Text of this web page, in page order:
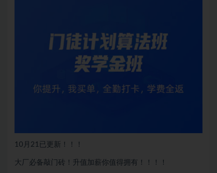
10月21已更新！！！
大厂必备敲门砖！升值加薪你值得拥有！！！！